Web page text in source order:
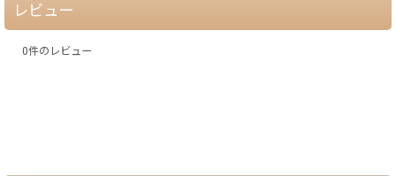
レビュー
0件のレビュー